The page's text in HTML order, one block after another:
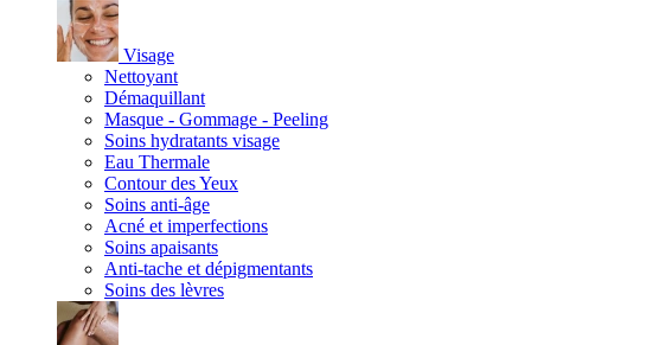
Visage
Nettoyant
Démaquillant
Masque - Gommage - Peeling
Soins hydratants visage
Eau Thermale
Contour des Yeux
Soins anti-âge
Acné et imperfections
Soins apaisants
Anti-tache et dépigmentants
Soins des lèvres